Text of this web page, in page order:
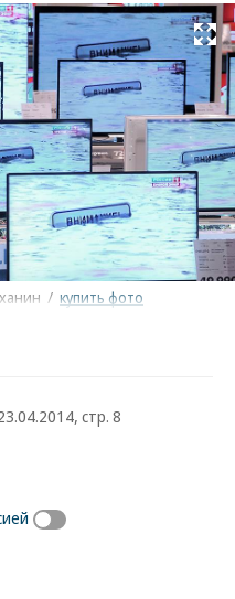
Развернуть
/ купить фото
стр. 8